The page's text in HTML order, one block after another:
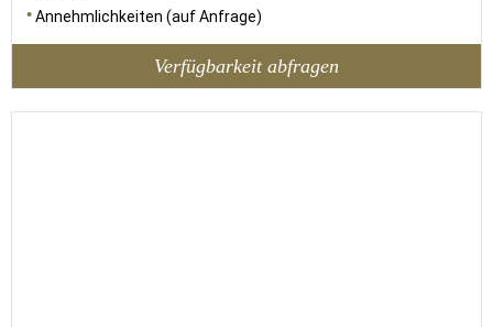
Annehmlichkeiten (auf Anfrage)
Verfügbarkeit abfragen